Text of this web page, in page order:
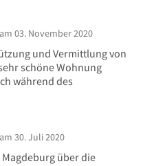
am 03. November 2020
und Vermittlung von
schöne Wohnung
während des
am 30. Juli 2020
über die